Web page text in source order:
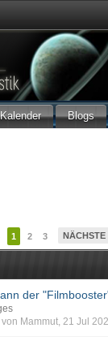
Kalender Blogs
1 2 3 NÄCHSTE
der
von Mammut, 21 Jul